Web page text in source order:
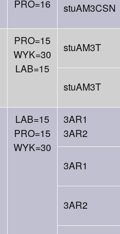
PRO=16
stuAM3CSN
PRO=15
WYK=30
LAB=15
stuAM3T
stuAM3T
LAB=15
PRO=15
WYK=30
3AR1
3AR2
3AR1
3AR2